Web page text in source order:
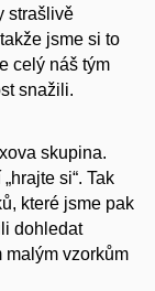
strašlivě
jsme si to
celý náš tým
snažili.
skupina.
si“. Tak
které jsme pak
dohledat
vzorkům